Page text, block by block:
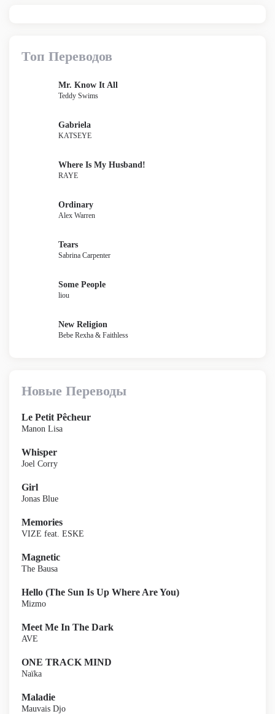
Топ Переводов
Mr. Know It All
Teddy Swims
Gabriela
KATSEYE
Where Is My Husband!
RAYE
Ordinary
Alex Warren
Tears
Sabrina Carpenter
Some People
liou
New Religion
Bebe Rexha & Faithless
Новые Переводы
Le Petit Pêcheur
Manon Lisa
Whisper
Joel Corry
Girl
Jonas Blue
Memories
VIZE feat. ESKE
Magnetic
The Bausa
Hello (The Sun Is Up Where Are You)
Mizmo
Meet Me In The Dark
AVE
ONE TRACK MIND
Naïka
Maladie
Mauvais Djo